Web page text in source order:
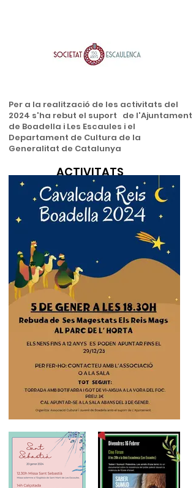
Per a la realització de les activitats del
2024 s'ha rebut el suport de l'Ajuntament
de Boadella i Les Escaules i el
Departament de Cultura de la
Generalitat de Catalunya
ACTIVITATS